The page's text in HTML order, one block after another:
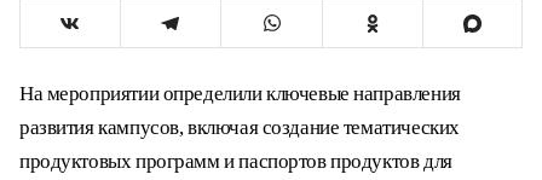
На мероприятии определили ключевые направления
развития кампусов, включая создание тематических
продуктовых программ и паспортов продуктов для